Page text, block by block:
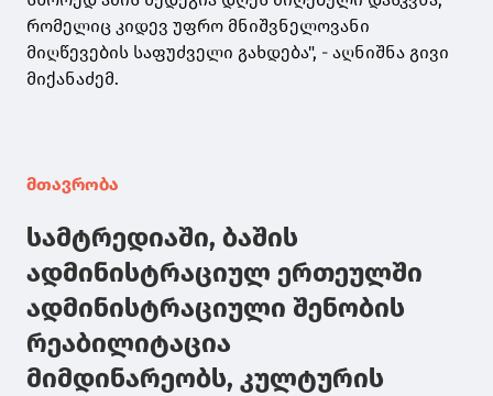
რომელიც კიდევ უფრო მნიშვნელოვანი
მიღწევების საფუძველი გახდება", - აღნიშნა გივი
მიქანაძემ.
მთავრობა
სამტრედიაში, ბაშის
ადმინისტრაციულ ერთეულში
ადმინისტრაციული შენობის
რეაბილიტაცია
მიმდინარეობს, კულტურის